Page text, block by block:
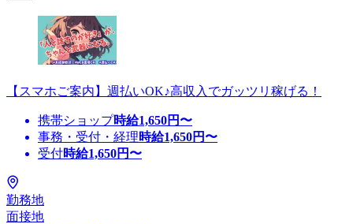
【スマホご案内】週払いOK♪高収入でガッツリ稼げる！
携帯ショップ時給1,650円〜
事務・受付・経理時給1,650円〜
受付時給1,650円〜
勤務地
面接地